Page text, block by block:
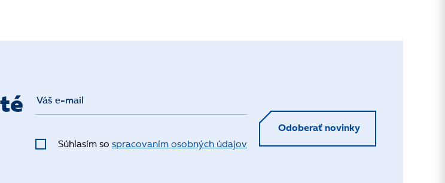
Súhlasím so spracovaním osobných údajov
Odoberať novinky